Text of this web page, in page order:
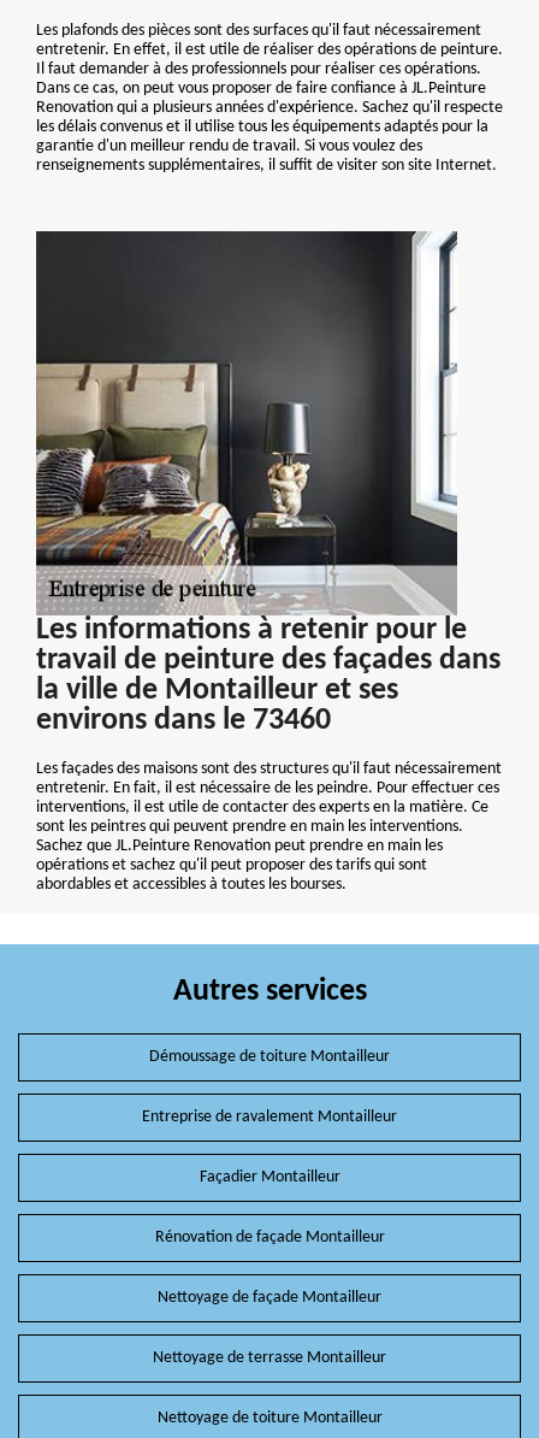
Les plafonds des pièces sont des surfaces qu'il faut nécessairement
entretenir. En effet, il est utile de réaliser des opérations de peinture.
Il faut demander à des professionnels pour réaliser ces opérations.
Dans ce cas, on peut vous proposer de faire confiance à JL.Peinture
Renovation qui a plusieurs années d'expérience. Sachez qu'il respecte
les délais convenus et il utilise tous les équipements adaptés pour la
garantie d'un meilleur rendu de travail. Si vous voulez des
renseignements supplémentaires, il suffit de visiter son site Internet.
Les informations à retenir pour le
travail de peinture des façades dans
la ville de Montailleur et ses
environs dans le 73460
Les façades des maisons sont des structures qu'il faut nécessairement
entretenir. En fait, il est nécessaire de les peindre. Pour effectuer ces
interventions, il est utile de contacter des experts en la matière. Ce
sont les peintres qui peuvent prendre en main les interventions.
Sachez que JL.Peinture Renovation peut prendre en main les
opérations et sachez qu'il peut proposer des tarifs qui sont
abordables et accessibles à toutes les bourses.
Autres services
Démoussage de toiture Montailleur
Entreprise de ravalement Montailleur
Façadier Montailleur
Rénovation de façade Montailleur
Nettoyage de façade Montailleur
Nettoyage de terrasse Montailleur
Nettoyage de toiture Montailleur